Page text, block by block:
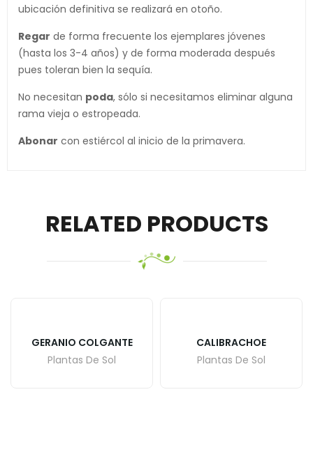
ubicación definitiva se realizará en otoño.
Regar de forma frecuente los ejemplares jóvenes
(hasta los 3-4 años) y de forma moderada después
pues toleran bien la sequía.
No necesitan poda, sólo si necesitamos eliminar alguna
rama vieja o estropeada.
Abonar con estiércol al inicio de la primavera.
RELATED PRODUCTS
GERANIO COLGANTE
Plantas De Sol
CALIBRACHOE
Plantas De Sol